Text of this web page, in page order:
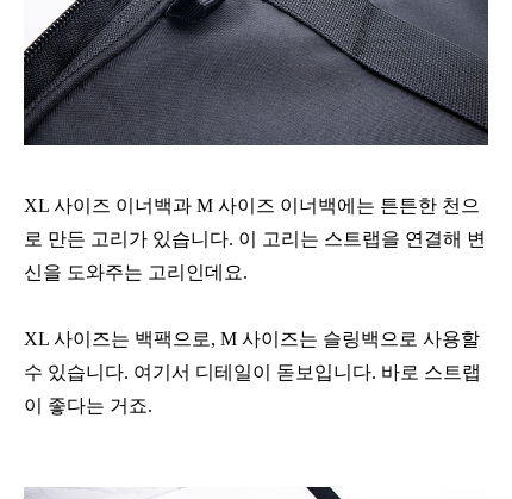
XL 사이즈 이너백과 M 사이즈 이너백에는 튼튼한 천으
로 만든 고리가 있습니다. 이 고리는 스트랩을 연결해 변
신을 도와주는 고리인데요.
XL 사이즈는 백팩으로, M 사이즈는 슬링백으로 사용할
수 있습니다. 여기서 디테일이 돋보입니다. 바로 스트랩
이 좋다는 거죠.